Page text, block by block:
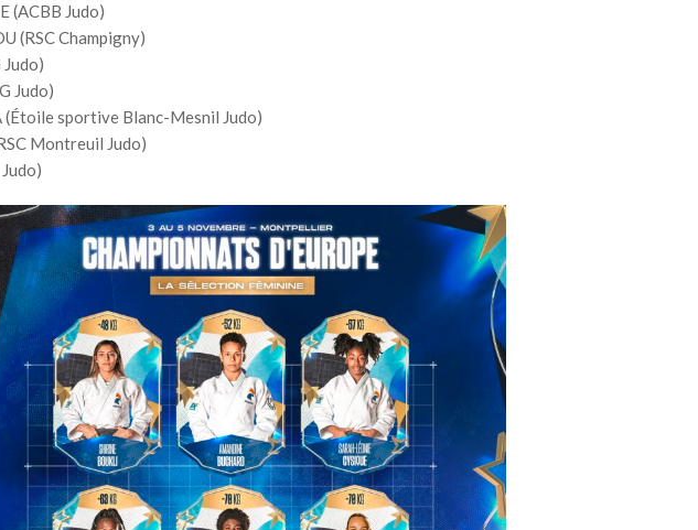
(ACBB Judo)
(RSC Champigny)
Judo)
sportive Blanc-Mesnil Judo)
Montreuil Judo)